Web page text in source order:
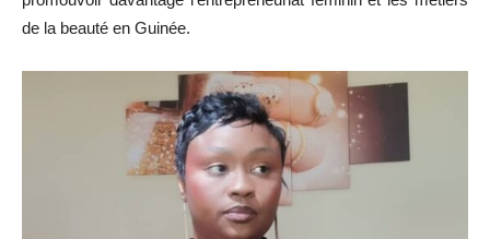
de la beauté en Guinée.